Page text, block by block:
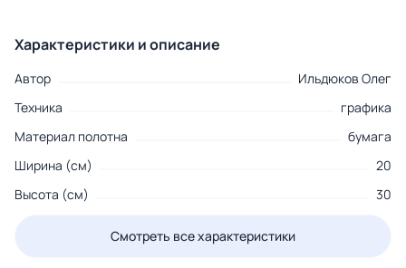
Характеристики и описание
Автор
Ильдюков Олег
Техника
графика
Материал полотна
бумага
Ширина (см)
20
Высота (см)
30
Смотреть все характеристики